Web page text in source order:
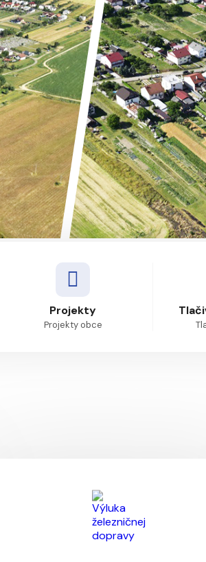
Projekty
Projekty obce